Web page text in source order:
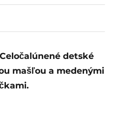
detské
mašľou a medenými